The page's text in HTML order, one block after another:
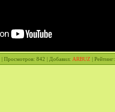
| Просмотров: 842 | Добавил: ARBUZ | Рейтинг: